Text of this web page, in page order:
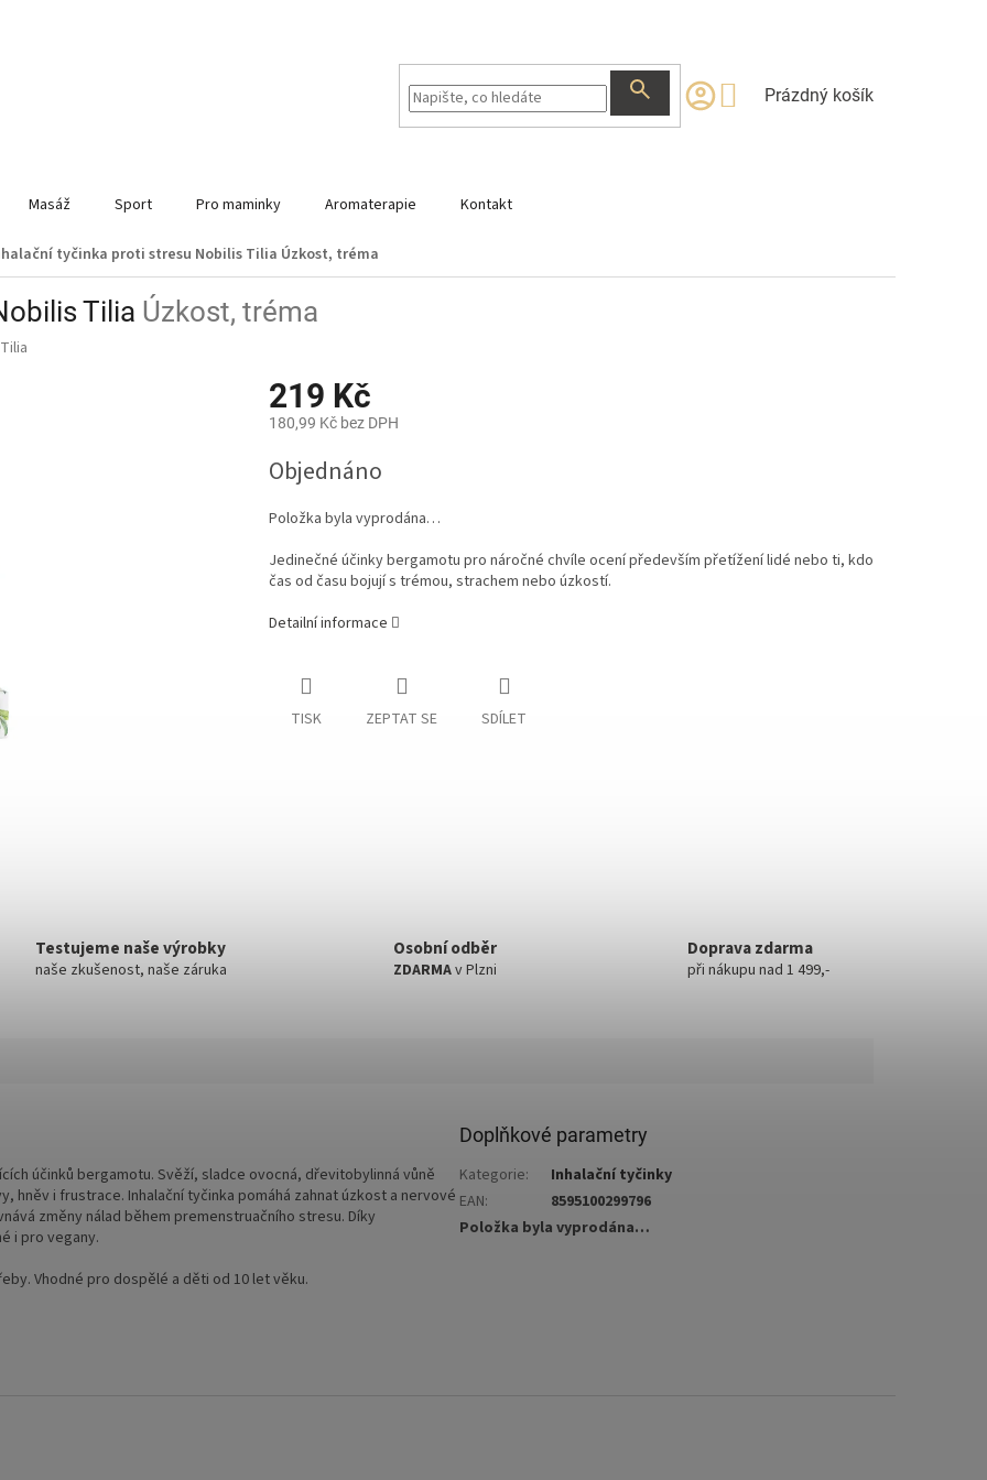
NÁKUPNÍ
Prázdný košík
Masáž Sport Pro maminky Aromaterapie Kontakt
tyčinka proti stresu Nobilis Tilia Úzkost, tréma
Tilia Úzkost, tréma
219 Kč
180,99 Kč bez DPH
cena:
Objednáno
Položka byla vyprodána…
Jedinečné účinky bergamotu pro náročné chvíle ocení především přetížení lidé nebo ti, kdo
čas od času bojují s trémou, strachem nebo úzkostí.
Detailní informace
TISK ZEPTAT SE SDÍLET
Testujeme naše výrobky
naše zkušenost, naše záruka
Osobní odběr
ZDARMAv Plzni
Doprava zdarma
při nákupu nad 1 499,-
účinků bergamotu. Svěží, sladce ovocná, dřevitobylinná vůně
i frustrace. Inhalační tyčinka pomáhá zahnat úzkost a nervové
změny nálad během premenstruačního stresu. Díky
i pro vegany.
Vhodné pro dospělé a děti od 10 let věku.
Doplňkové parametry
Kategorie:
Inhalační tyčinky
EAN:
8595100299796
Položka byla vyprodána…